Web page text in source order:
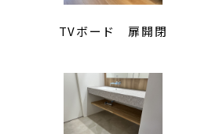
TVボード 扉開閉